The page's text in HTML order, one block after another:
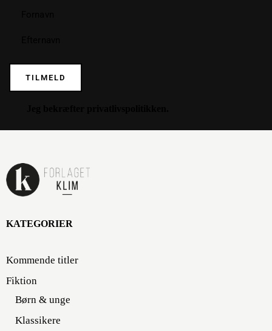
TILMELD
KATEGORIER
Kommende titler
Fiktion
Børn & unge
Klassikere